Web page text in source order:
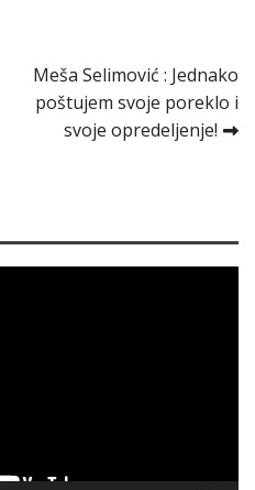
Meša Selimović : Jednako
poštujem svoje poreklo i
svoje opredeljenje!